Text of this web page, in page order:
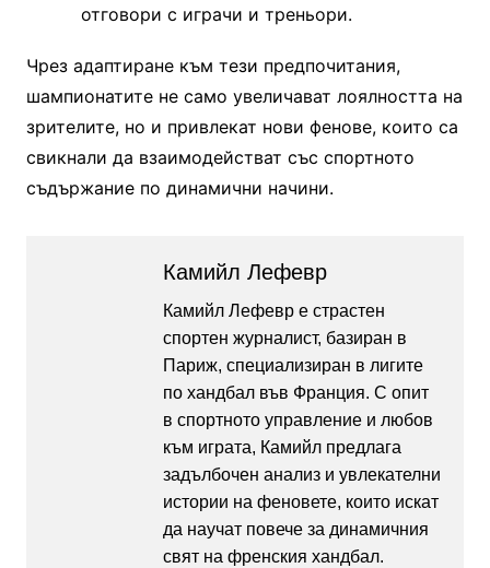
отговори с играчи и треньори.
Чрез адаптиране към тези предпочитания,
шампионатите не само увеличават лоялността на
зрителите, но и привлекат нови фенове, които са
свикнали да взаимодействат със спортното
съдържание по динамични начини.
Камийл Лефевр
Камийл Лефевр е страстен
спортен журналист, базиран в
Париж, специализиран в лигите
по хандбал във Франция. С опит
в спортното управление и любов
към играта, Камийл предлага
задълбочен анализ и увлекателни
истории на феновете, които искат
да научат повече за динамичния
свят на френския хандбал.